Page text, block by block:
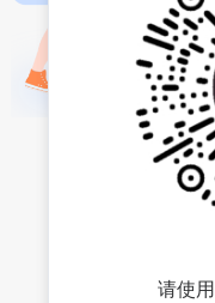
请使用